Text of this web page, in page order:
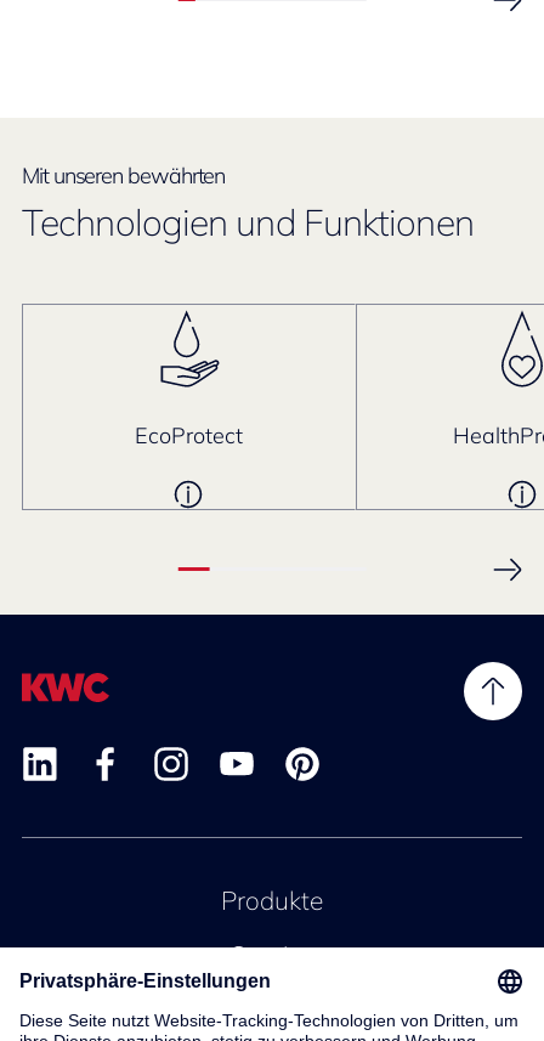
Mit unseren bewährten
Technologien und Funktionen
EcoProtect
Produkte
Service
Kontakt